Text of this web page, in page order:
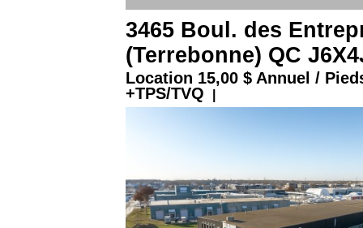
3465 Boul. des
(Terrebonne) QC
Location 15,00 $ Annuel /
+TPS/TVQ